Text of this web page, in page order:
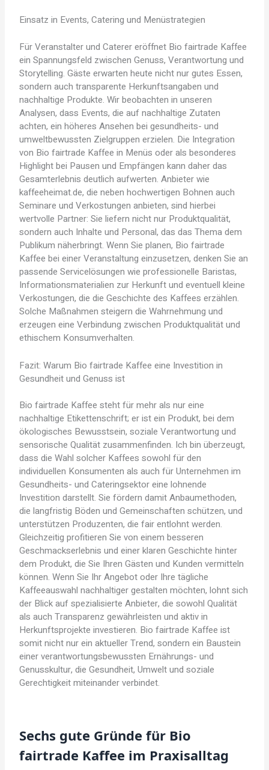
Einsatz in Events, Catering und Menüstrategien
Für Veranstalter und Caterer eröffnet Bio fairtrade Kaffee
ein Spannungsfeld zwischen Genuss, Verantwortung und
Storytelling. Gäste erwarten heute nicht nur gutes Essen,
sondern auch transparente Herkunftsangaben und
nachhaltige Produkte. Wir beobachten in unseren
Analysen, dass Events, die auf nachhaltige Zutaten
achten, ein höheres Ansehen bei gesundheits- und
umweltbewussten Zielgruppen erzielen. Die Integration
von Bio fairtrade Kaffee in Menüs oder als besonderes
Highlight bei Pausen und Empfängen kann daher das
Gesamterlebnis deutlich aufwerten. Anbieter wie
kaffeeheimat.de, die neben hochwertigen Bohnen auch
Seminare und Verkostungen anbieten, sind hierbei
wertvolle Partner: Sie liefern nicht nur Produktqualität,
sondern auch Inhalte und Personal, das das Thema dem
Publikum näherbringt. Wenn Sie planen, Bio fairtrade
Kaffee bei einer Veranstaltung einzusetzen, denken Sie an
passende Servicelösungen wie professionelle Baristas,
Informationsmaterialien zur Herkunft und eventuell kleine
Verkostungen, die die Geschichte des Kaffees erzählen.
Solche Maßnahmen steigern die Wahrnehmung und
erzeugen eine Verbindung zwischen Produktqualität und
ethischem Konsumverhalten.
Fazit: Warum Bio fairtrade Kaffee eine Investition in
Gesundheit und Genuss ist
Bio fairtrade Kaffee steht für mehr als nur eine
nachhaltige Etikettenschrift; er ist ein Produkt, bei dem
ökologisches Bewusstsein, soziale Verantwortung und
sensorische Qualität zusammenfinden. Ich bin überzeugt,
dass die Wahl solcher Kaffees sowohl für den
individuellen Konsumenten als auch für Unternehmen im
Gesundheits- und Cateringsektor eine lohnende
Investition darstellt. Sie fördern damit Anbaumethoden,
die langfristig Böden und Gemeinschaften schützen, und
unterstützen Produzenten, die fair entlohnt werden.
Gleichzeitig profitieren Sie von einem besseren
Geschmackserlebnis und einer klaren Geschichte hinter
dem Produkt, die Sie Ihren Gästen und Kunden vermitteln
können. Wenn Sie Ihr Angebot oder Ihre tägliche
Kaffeeauswahl nachhaltiger gestalten möchten, lohnt sich
der Blick auf spezialisierte Anbieter, die sowohl Qualität
als auch Transparenz gewährleisten und aktiv in
Herkunftsprojekte investieren. Bio fairtrade Kaffee ist
somit nicht nur ein aktueller Trend, sondern ein Baustein
einer verantwortungsbewussten Ernährungs- und
Genusskultur, die Gesundheit, Umwelt und soziale
Gerechtigkeit miteinander verbindet.
Sechs gute Gründe für Bio
fairtrade Kaffee im Praxisalltag